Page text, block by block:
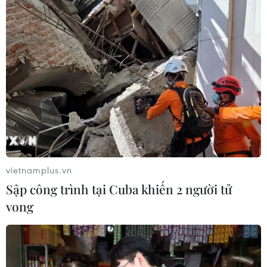
07/08/2026 06:46
Cần xử lý dứt điểm việc tập kết gỗ ở
hành lang an toàn giao thông Quốc
lộ 22B
07/08/2026 04:31
Hãng hàng không Air Premia của
Hàn Quốc nối lại đường bay
Incheon-TP Hồ Chí Minh
07/08/2026 04:28
Khẩn trương phân luồng giao thông
sau vụ sạt lở trên tuyến ĐT161 ở Lào
Cai
vietnamplus.vn
Sập công trình tại Cuba khiến 2 người tử
vong